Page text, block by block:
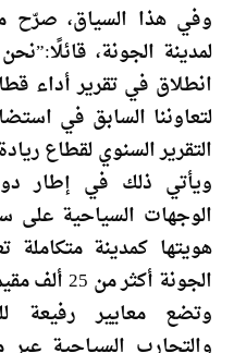
وفي هذا السياق، صرّح
لمدينة الجونة،
انطلاق في تقرير أداء
لتعاوننا السابق في
ويأتي ذلك في إطار
الوجهات السياحية على
هويتها كمدينة
وتضع معايير رفيعة